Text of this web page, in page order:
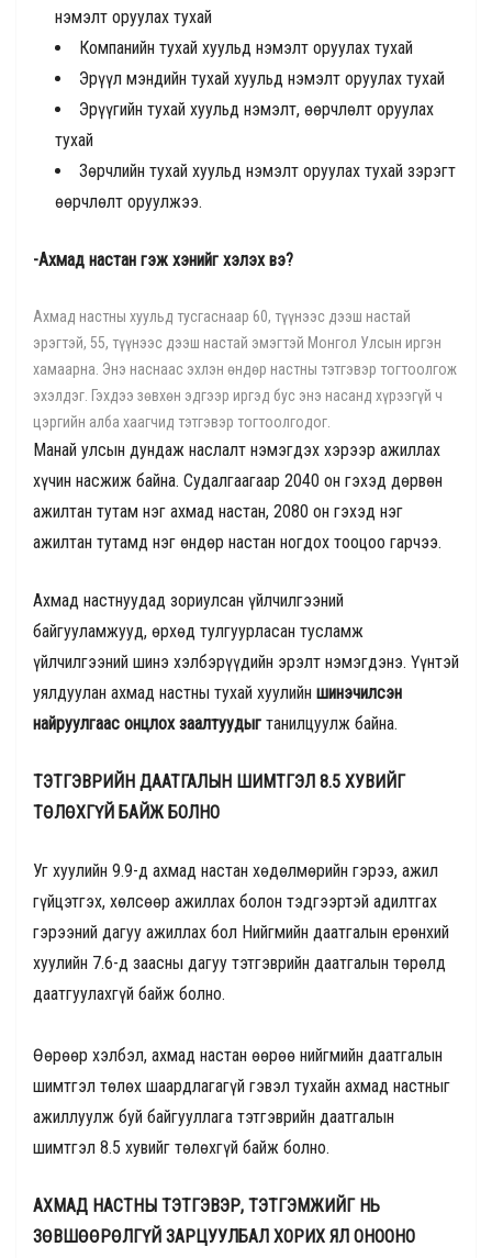
нэмэлт оруулах тухай
Компанийн тухай хуульд нэмэлт оруулах тухай
Эрүүл мэндийн тухай хуульд нэмэлт оруулах тухай
Эрүүгийн тухай хуульд нэмэлт, өөрчлөлт оруулах
тухай
Зөрчлийн тухай хуульд нэмэлт оруулах тухай зэрэгт
өөрчлөлт оруулжээ.
-Ахмад настан гэж хэнийг хэлэх вэ?
Ахмад настны хуульд тусгаснаар 60, түүнээс дээш настай
эрэгтэй, 55, түүнээс дээш настай эмэгтэй Монгол Улсын иргэн
хамаарна. Энэ наснаас эхлэн өндөр настны тэтгэвэр тогтоолгож
эхэлдэг. Гэхдээ зөвхөн эдгээр иргэд бус энэ насанд хүрээгүй ч
цэргийн алба хаагчид тэтгэвэр тогтоолгодог.
Манай улсын дундаж наслалт нэмэгдэх хэрээр ажиллах
хүчин насжиж байна. Судалгаагаар 2040 он гэхэд дөрвөн
ажилтан тутам нэг ахмад настан, 2080 он гэхэд нэг
ажилтан тутамд нэг өндөр настан ногдох тооцоо гарчээ.
Ахмад настнуудад зориулсан үйлчилгээний
байгууламжууд, өрхөд тулгуурласан тусламж
үйлчилгээний шинэ хэлбэрүүдийн эрэлт нэмэгдэнэ. Үүнтэй
уялдуулан ахмад настны тухай хуулийн шинэчилсэн
найруулгаас онцлох заалтуудыг танилцуулж байна.
ТЭТГЭВРИЙН ДААТГАЛЫН ШИМТГЭЛ 8.5 ХУВИЙГ
ТӨЛӨХГҮЙ БАЙЖ БОЛНО
Уг хуулийн 9.9-д ахмад настан хөдөлмөрийн гэрээ, ажил
гүйцэтгэх, хөлсөөр ажиллах болон тэдгээртэй адилтгах
гэрээний дагуу ажиллах бол Нийгмийн даатгалын ерөнхий
хуулийн 7.6-д заасны дагуу тэтгэврийн даатгалын төрөлд
даатгуулахгүй байж болно.
Өөрөөр хэлбэл, ахмад настан өөрөө нийгмийн даатгалын
шимтгэл төлөх шаардлагагүй гэвэл тухайн ахмад настныг
ажиллуулж буй байгууллага тэтгэврийн даатгалын
шимтгэл 8.5 хувийг төлөхгүй байж болно.
АХМАД НАСТНЫ ТЭТГЭВЭР, ТЭТГЭМЖИЙГ НЬ
ЗӨВШӨӨРӨЛГҮЙ ЗАРЦУУЛБАЛ ХОРИХ ЯЛ ОНООНО